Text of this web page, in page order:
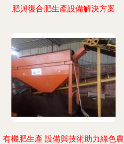
肥與復合肥生產設備解決方案
有機肥生產 設備與技術助力綠色農